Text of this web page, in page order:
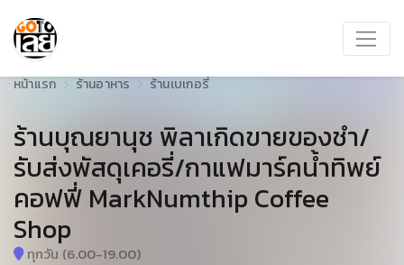
หน้าแรก ร้านอาหาร ร้านเบเกอรี่
ร้านบุณยานุช พิลาเกิดขายของชำ/
รับส่งพัสดุเคอรี่/กาแฟมาร์คน้ำทิพย์
คอฟฟี่ MarkNumthip Coffee
Shop
ทุกวัน (6.00-19.00)